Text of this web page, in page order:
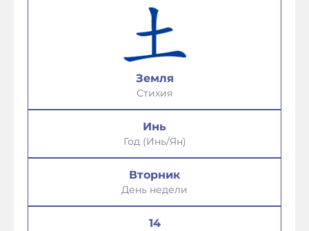
Земля
Стихия
Инь
Год (Инь/Ян)
Вторник
День недели
14